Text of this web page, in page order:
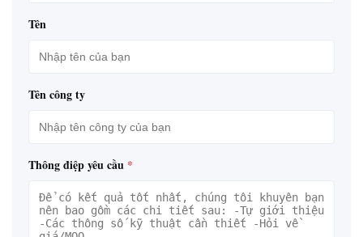
Tên
Tên công ty
Thông điệp yêu cầu *